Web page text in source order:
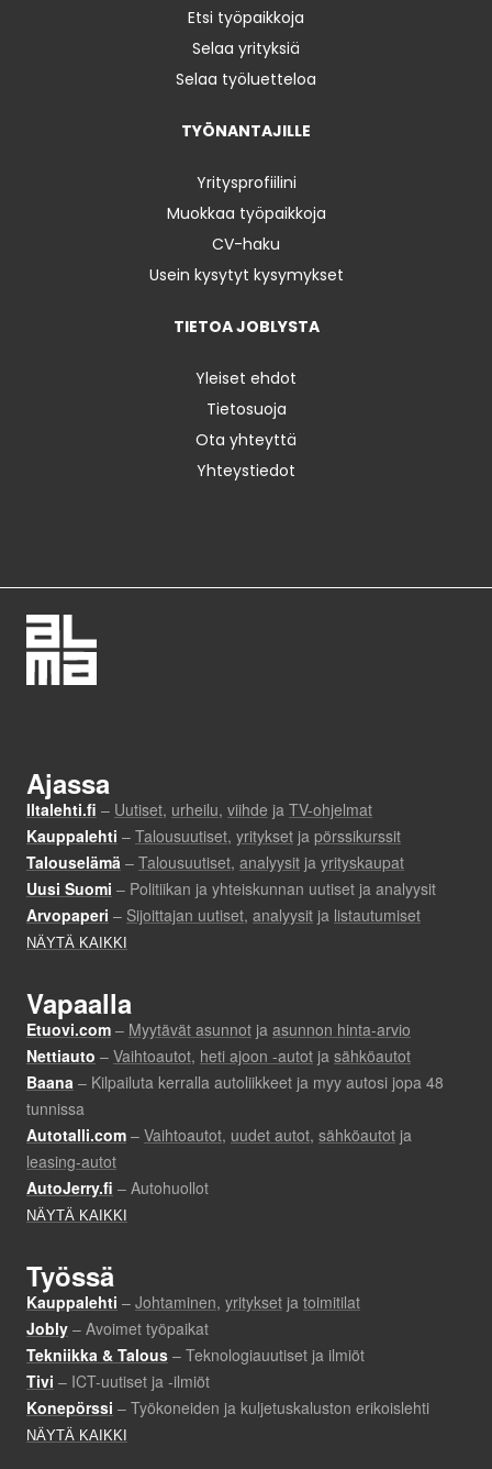
Etsi työpaikkoja
Selaa yrityksiä
Selaa työluetteloa
TYÖNANTAJILLE
Yritysprofiilini
Muokkaa työpaikkoja
CV-haku
Usein kysytyt kysymykset
TIETOA JOBLYSTA
Yleiset ehdot
Tietosuoja
Ota yhteyttä
Yhteystiedot